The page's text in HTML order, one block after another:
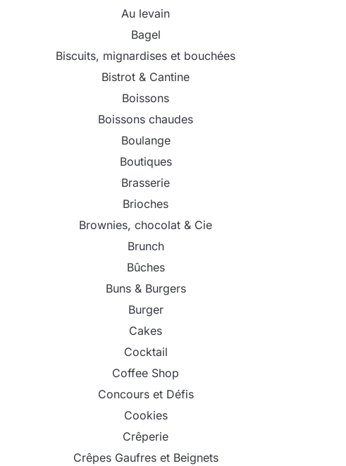
Au levain
Bagel
Biscuits, mignardises et bouchées
Bistrot & Cantine
Boissons
Boissons chaudes
Boulange
Boutiques
Brasserie
Brioches
Brownies, chocolat & Cie
Brunch
Bûches
Buns & Burgers
Burger
Cakes
Cocktail
Coffee Shop
Concours et Défis
Cookies
Crêperie
Crêpes Gaufres et Beignets